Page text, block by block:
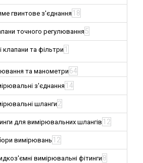
гвинтове з'єднання 18
точного регулювання 5
клапани та фільтри 1
та манометри 64
з'єднання 14
шланги 2
для вимірювальних шлангів 12
вимірювань 12
вимірювальні фітинги 8